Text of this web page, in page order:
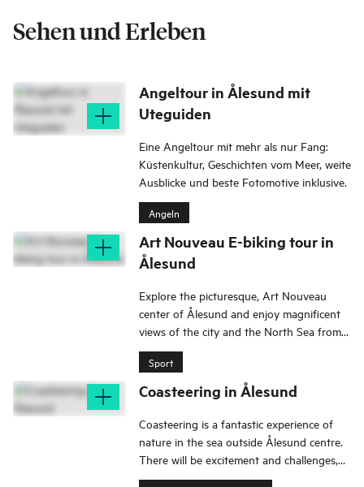
Sehen und Erleben
Angeltour in Ålesund mit
Uteguiden
Eine Angeltour mit mehr als nur Fang:
Küstenkultur, Geschichten vom Meer, weite
Ausblicke und beste Fotomotive inklusive.
Angeln
Art Nouveau E-biking tour in
Ålesund
Explore the picturesque, Art Nouveau
center of Ålesund and enjoy magnificent
views of the city and the North Sea from
the Aksla viewpoint!
Sport
Coasteering in Ålesund
Coasteering is a fantastic experience of
nature in the sea outside Ålesund centre.
There will be excitement and challenges,
and you are guaranteed to get wet!